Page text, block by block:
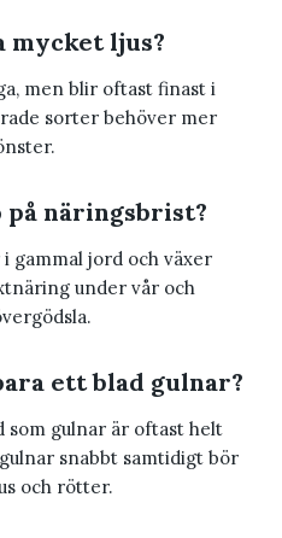
mycket ljus?
men blir oftast finast i
sorter behöver mer
på näringsbrist?
gammal jord och växer
under vår och
ett blad gulnar?
som gulnar är oftast helt
snabbt samtidigt bör
och rötter.